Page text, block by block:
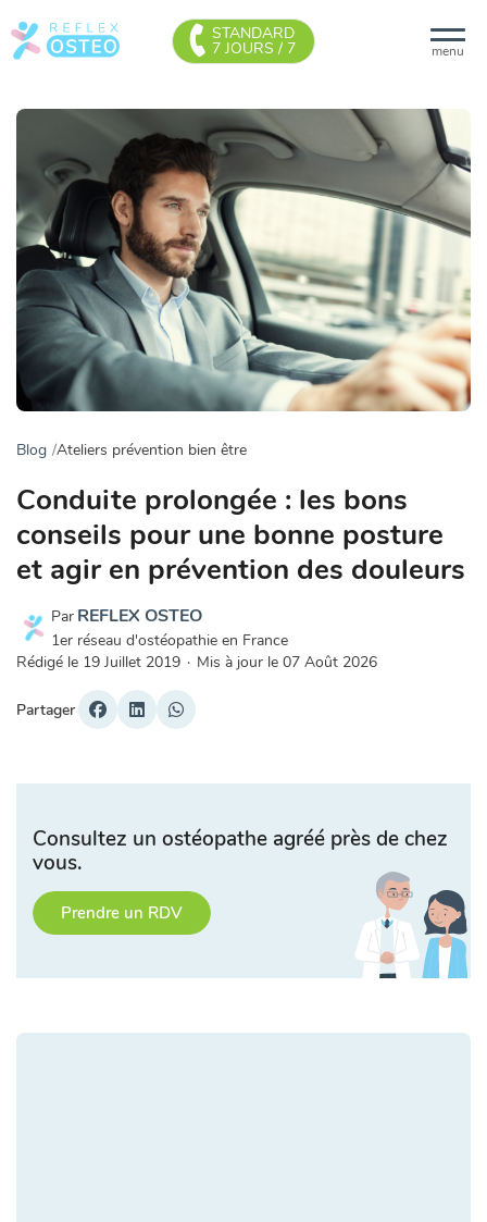
menu
STANDARD
7 JOURS / 7
Blog Ateliers prévention bien être
Conduite prolongée : les bons
conseils pour une bonne posture
et agir en prévention des douleurs
Par REFLEX OSTEO
1er réseau d'ostéopathie en France
Rédigé le 19 Juillet 2019 · Mis à jour le 07 Août 2026
Partager
Consultez un ostéopathe agréé près de chez
vous.
Prendre un RDV